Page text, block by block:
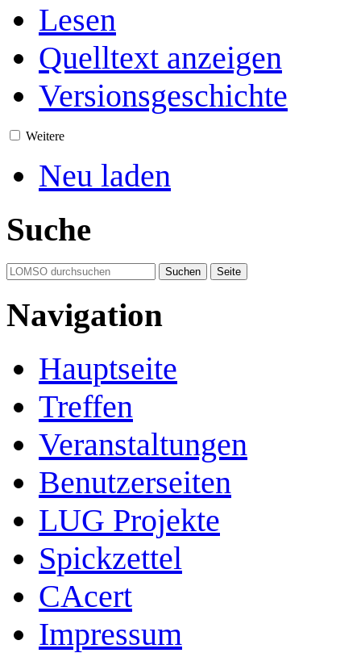
Lesen
Quelltext anzeigen
Versionsgeschichte
Weitere
Neu laden
Suche
Navigation
Hauptseite
Treffen
Veranstaltungen
Benutzerseiten
LUG Projekte
Spickzettel
CAcert
Impressum